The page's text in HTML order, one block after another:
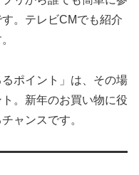
。テレビCMでも紹介
ポイント」は、その場
。新年のお買い物に役
ャンスです。